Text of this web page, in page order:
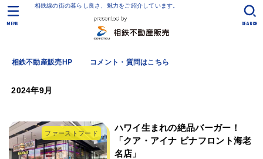
相鉄線の街の暮らし良さ、魅力をご紹介しています。
相鉄不動産販売HP コメント・質問はこちら
SEARCH
MENU
2024年9月
ファーストフード
ハワイ生まれの絶品バーガー！
「クア・アイナ ビナフロント海老
名店」